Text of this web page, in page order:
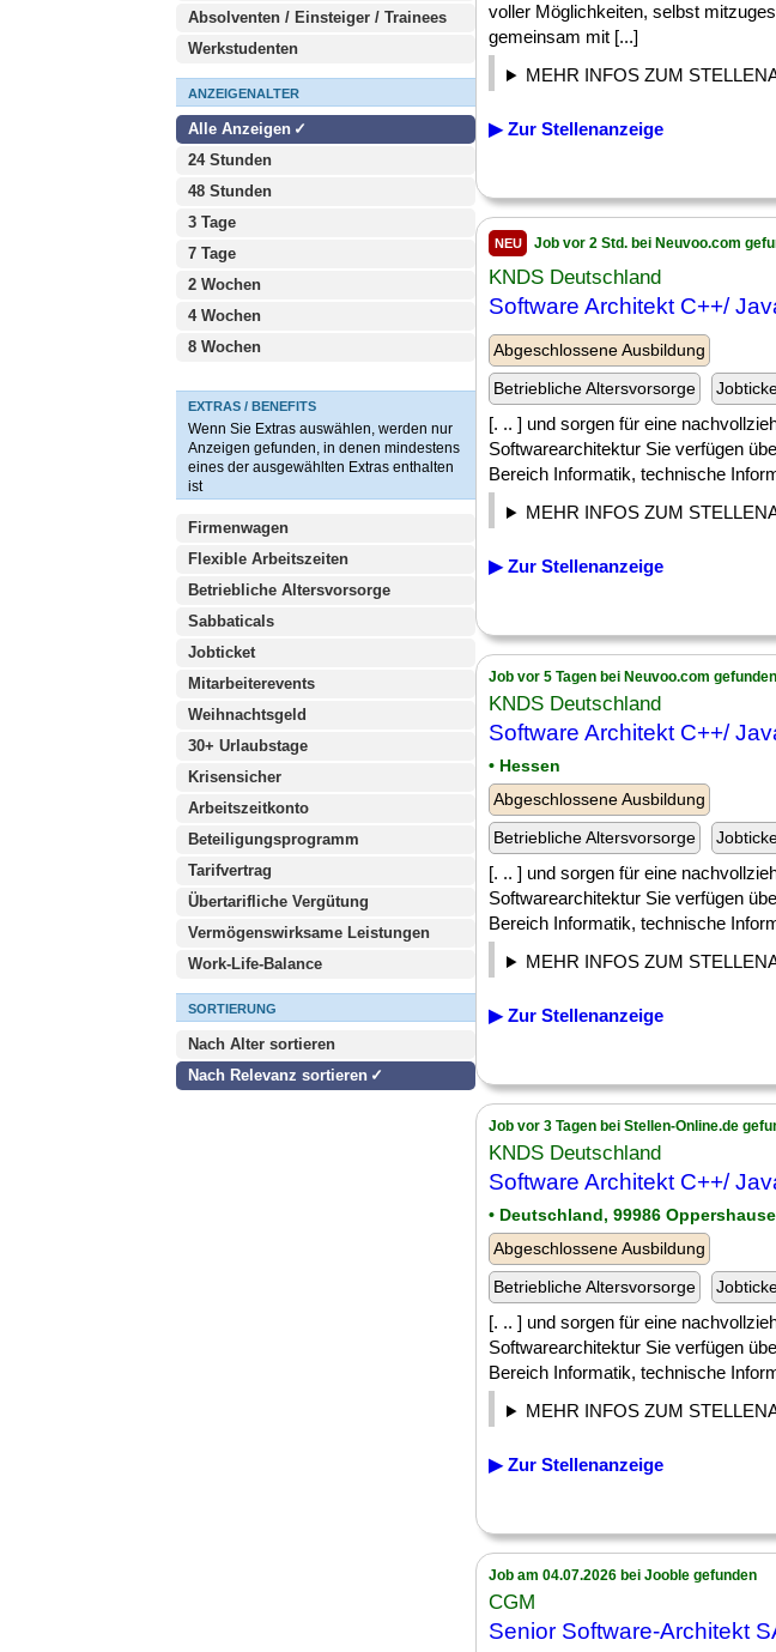
Absolventen / Einsteiger / Trainees
Werkstudenten
ANZEIGENALTER
Alle Anzeigen
24 Stunden
48 Stunden
3 Tage
7 Tage
2 Wochen
4 Wochen
8 Wochen
EXTRAS / BENEFITS
Wenn Sie Extras auswählen, werden nur
Anzeigen gefunden, in denen mindestens
eines der ausgewählten Extras enthalten
ist
Firmenwagen
Flexible Arbeitszeiten
Betriebliche Altersvorsorge
Sabbaticals
Jobticket
Mitarbeiterevents
Weihnachtsgeld
30+ Urlaubstage
Krisensicher
Arbeitszeitkonto
Beteiligungsprogramm
Tarifvertrag
Übertarifliche Vergütung
Vermögenswirksame Leistungen
Work-Life-Balance
SORTIERUNG
Nach Alter sortieren
Nach Relevanz sortieren
voller Möglichkeiten, selbst
gemeinsam mit [...]
MEHR INFOS ZUM
▶ Zur Stellenanzeige
NEU Job vor 2 Std. bei Neuvoo.com
KNDS Deutschland
Software Architekt C++/
Abgeschlossene Ausbildung
Betriebliche Altersvorsorge
[. .. ] und sorgen für eine
Softwarearchitektur Sie verfügen
Bereich Informatik, technische
MEHR INFOS ZUM
▶ Zur Stellenanzeige
Job vor 5 Tagen bei Neuvoo.com gefunden
KNDS Deutschland
Software Architekt C++/
• Hessen
Abgeschlossene Ausbildung
Betriebliche Altersvorsorge
[. .. ] und sorgen für eine
Softwarearchitektur Sie verfügen
Bereich Informatik, technische
MEHR INFOS ZUM
▶ Zur Stellenanzeige
Job vor 3 Tagen bei Stellen-Online.de
KNDS Deutschland
Software Architekt C++/
• Deutschland, 99986
Abgeschlossene Ausbildung
Betriebliche Altersvorsorge
[. .. ] und sorgen für eine
Softwarearchitektur Sie verfügen
Bereich Informatik, technische
MEHR INFOS ZUM
▶ Zur Stellenanzeige
Job am 04.07.2026 bei Jooble gefunden
CGM
Senior Software-Architekt